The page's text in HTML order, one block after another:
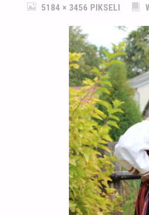
PEŁNY5184 × 3456 PIKSELI